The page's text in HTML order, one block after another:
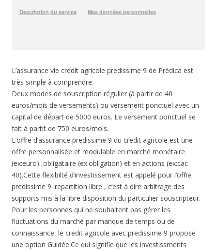
L’assurance vie credit agricole predissime 9 de Prédica est
très simple à comprendre.
Deux modes de souscription régulier (à partir de 40
euros/mois de versements) ou versement ponctuel avec un
capital de départ de 5000 euros. Le versement ponctuel se
fait à partit de 750 euros/mois.
L’offre d’assurance predissime 9 du credit agricole est une
offre personnalisée et modulable en marché monétaire
(ex:euro) ,obligataire (ex:obligation) et en actions (ex:cac
40).Cette flexibilté d’investissement est appelé pour l’offre
predissime 9 :repartition libre , c’est à dire arbitrage des
supports mis à la libre disposition du particulier souscripteur.
Pour les personnes qui ne souhaitent pas gérer les
fluctuations du marché par manque de temps ou de
connaissance, le credit agricole avec predissime 9 propose
une option Guidée.Ce qui signifie que les investissments